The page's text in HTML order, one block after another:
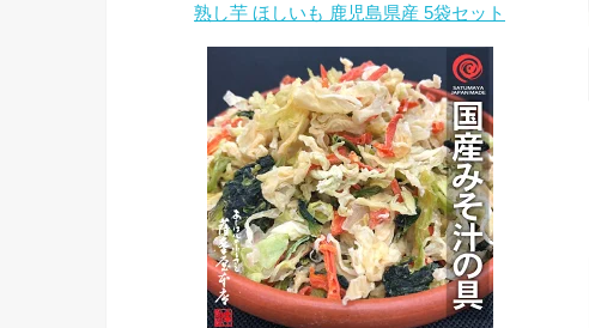
熟し芋 ほしいも 鹿児島県産 5袋セット